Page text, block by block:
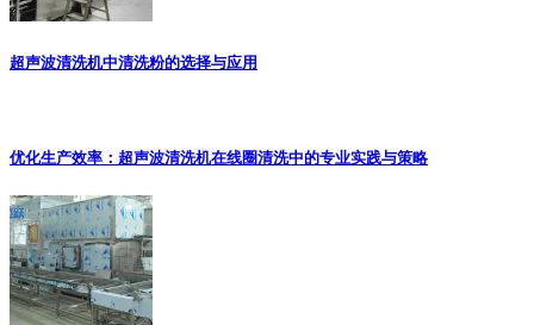
超声波清洗机中清洗粉的选择与应用
优化生产效率：超声波清洗机在线圈清洗中的专业实践与策略